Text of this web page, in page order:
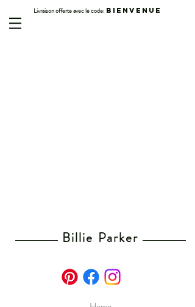
Livraison offerte avec le code: BIENVENUE
Billie Parker